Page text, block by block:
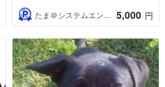
たま＠システムエンジニア 5,000 円